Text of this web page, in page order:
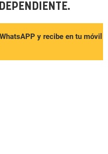
y recibe en tu móvil